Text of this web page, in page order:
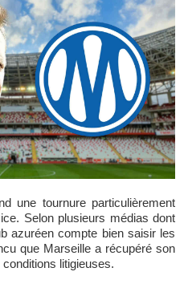
Selon plusieurs médias dont
azuréen compte bien saisir les
que Marseille a récupéré son
litigieuses.